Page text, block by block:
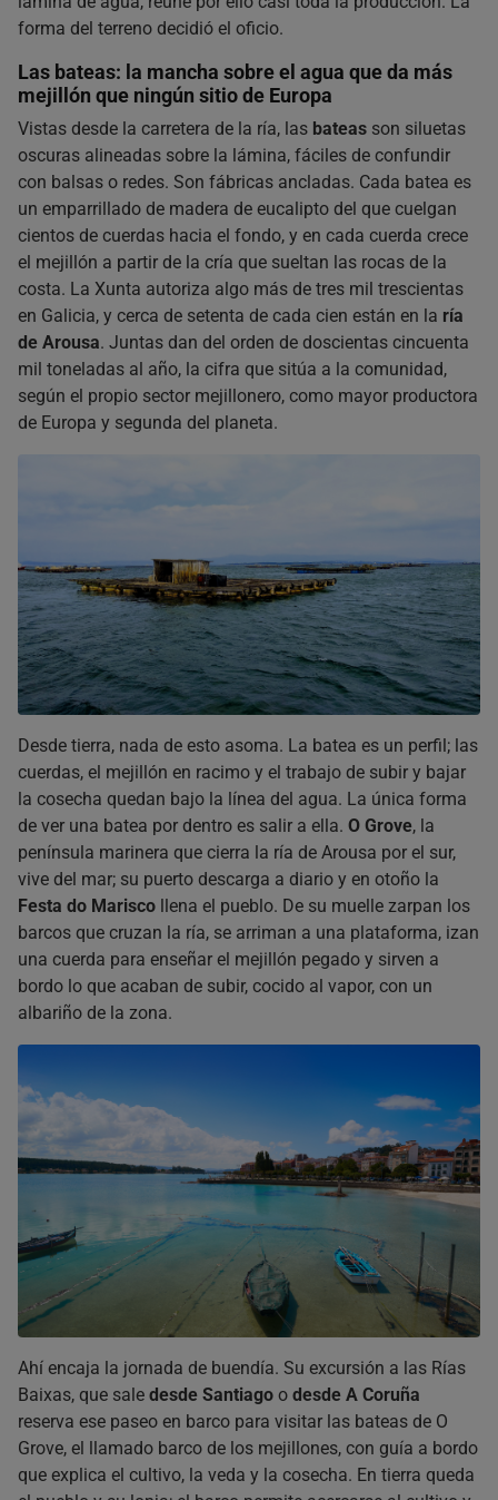
forma del terreno decidió el oficio.
Las bateas: la mancha sobre el agua que da más
mejillón que ningún sitio de Europa
Vistas desde la carretera de la ría, las bateas son siluetas
oscuras alineadas sobre la lámina, fáciles de confundir
con balsas o redes. Son fábricas ancladas. Cada batea es
un emparrillado de madera de eucalipto del que cuelgan
cientos de cuerdas hacia el fondo, y en cada cuerda crece
el mejillón a partir de la cría que sueltan las rocas de la
costa. La Xunta autoriza algo más de tres mil trescientas
en Galicia, y cerca de setenta de cada cien están en la ría
de Arousa. Juntas dan del orden de doscientas cincuenta
mil toneladas al año, la cifra que sitúa a la comunidad,
según el propio sector mejillonero, como mayor productora
de Europa y segunda del planeta.
Desde tierra, nada de esto asoma. La batea es un perfil; las
cuerdas, el mejillón en racimo y el trabajo de subir y bajar
la cosecha quedan bajo la línea del agua. La única forma
de ver una batea por dentro es salir a ella. O Grove, la
península marinera que cierra la ría de Arousa por el sur,
vive del mar; su puerto descarga a diario y en otoño la
Festa do Marisco llena el pueblo. De su muelle zarpan los
barcos que cruzan la ría, se arriman a una plataforma, izan
una cuerda para enseñar el mejillón pegado y sirven a
bordo lo que acaban de subir, cocido al vapor, con un
albariño de la zona.
Ahí encaja la jornada de buendía. Su excursión a las Rías
Baixas, que sale desde Santiago o desde A Coruña
reserva ese paseo en barco para visitar las bateas de O
Grove, el llamado barco de los mejillones, con guía a bordo
que explica el cultivo, la veda y la cosecha. En tierra queda